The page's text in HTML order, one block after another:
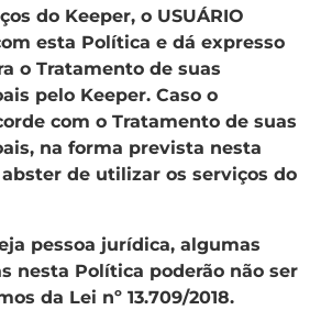
do Keeper, o USUÁRIO
esta Política e dá expresso
o Tratamento de suas
pelo Keeper. Caso o
com o Tratamento de suas
na forma prevista nesta
de utilizar os serviços do
pessoa jurídica, algumas
nesta Política poderão não ser
da Lei nº 13.709/2018.